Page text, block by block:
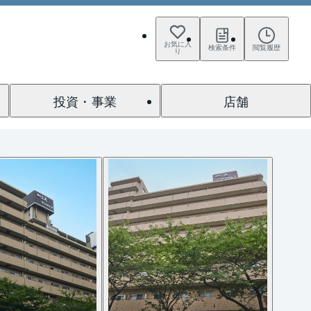
お気に入
り 検索条件 閲覧履歴
投資・事業 店舗